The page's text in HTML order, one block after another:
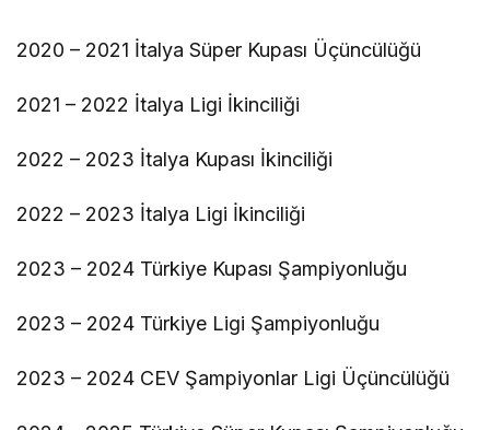
2020 – 2021 İtalya Süper Kupası Üçüncülüğü
2021 – 2022 İtalya Ligi İkinciliği
2022 – 2023 İtalya Kupası İkinciliği
2022 – 2023 İtalya Ligi İkinciliği
2023 – 2024 Türkiye Kupası Şampiyonluğu
2023 – 2024 Türkiye Ligi Şampiyonluğu
2023 – 2024 CEV Şampiyonlar Ligi Üçüncülüğü